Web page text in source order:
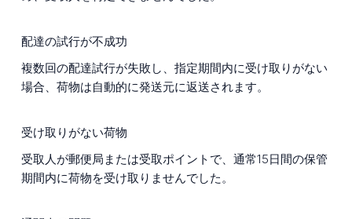
配達の試行が不成功
複数回の配達試行が失敗し、指定期間内に受け取りがない
場合、荷物は自動的に発送元に返送されます。
受け取りがない荷物
受取人が郵便局または受取ポイントで、通常15日間の保管
期間内に荷物を受け取りませんでした。